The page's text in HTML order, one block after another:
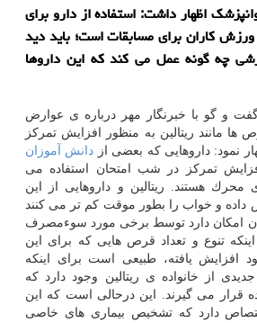
اظهار داشت: استفاده از دارو برای
كاران برای مسابقات است؛ باید دید
چه گونه عمل می كند كه این داروها
و گو با خبرنگار مهر درباره ی عوارض
ها مانند ریتالین به منظور افزایش تمركز
نمود: داروهایی كه بعضی از دانش آموزان
تمركز در شب امتحان استفاده می
محرك هستند. ریتالین و داروهایی از این
داده و خواب را بطور موقت كم تر می كنند
امكان دارد توسط برخی مورد سوءمصرف
تنوع و تعداد قرص هایی كه برای این
افزایش یافته، طبیعی است برای اینكه
از خانواده ی ریتالین وجود دارد كه
قرار می گیرند. این درحالی است كه این
دارد كه تشخیص بیماری های خاصی